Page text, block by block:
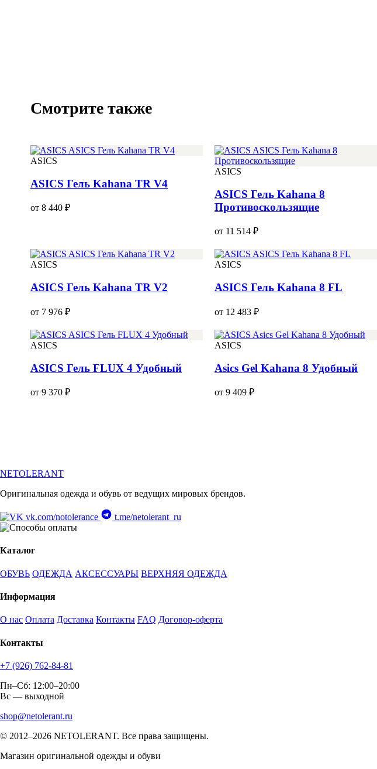
Смотрите также
ASICS
ASICS Гель Kahana TR V4
от 8 440 ₽
ASICS
ASICS Гель Kahana 8
Противоскользящие
от 11 514 ₽
ASICS
ASICS Гель Kahana TR V2
от 7 976 ₽
ASICS
ASICS Гель Kahana 8 FL
от 12 483 ₽
ASICS
ASICS Гель FLUX 4 Удобный
от 9 370 ₽
ASICS
Asics Gel Kahana 8 Удобный
от 9 409 ₽
NETOLERANT
Оригинальная одежда и обувь от ведущих мировых брендов.
vk.com/notolerance t.me/netolerant_ru
Каталог
ОБУВЬ ОДЕЖДА АКСЕССУАРЫ ВЕРХНЯЯ ОДЕЖДА
Информация
О нас Оплата Доставка Контакты FAQ Договор-оферта
Контакты
+7 (926) 762-84-81
Пн–Сб: 12:00–20:00
Вс — выходной
shop@netolerant.ru
© 2012–2026 NETOLERANT. Все права защищены.
Магазин оригинальной одежды и обуви